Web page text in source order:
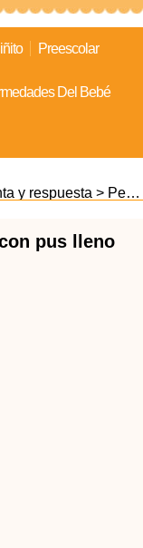
Preescolar
Del Bebé
y respuesta > Pediatría
pus lleno